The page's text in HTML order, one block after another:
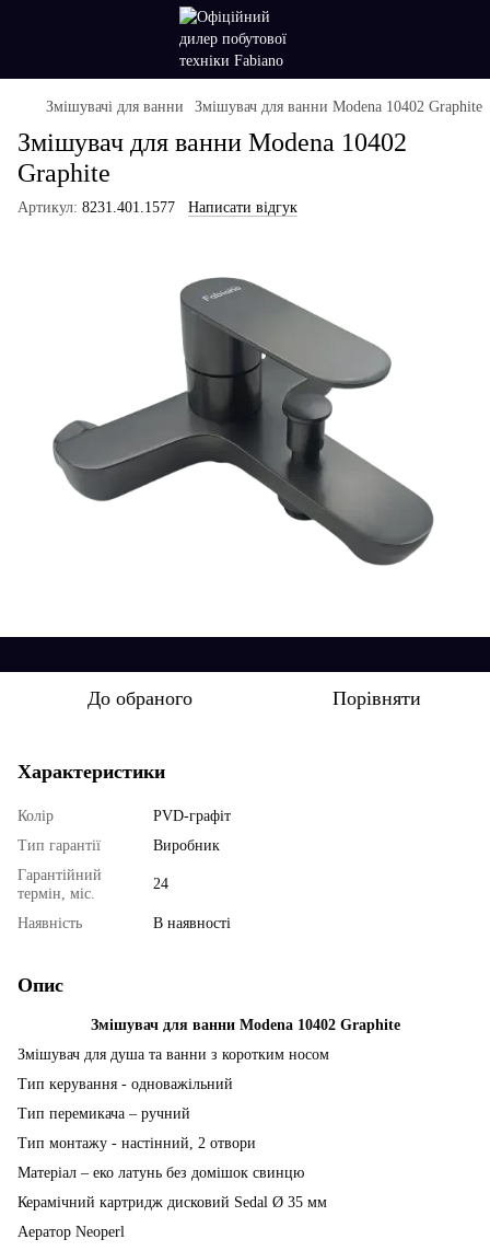
Змішувачі для ванни Змішувач для ванни Modena 10402 Graphite
Змішувач для ванни Modena 10402
Graphite
Артикул: 8231.401.1577 Написати відгук
До обраного Порівняти
Характеристики
Колір
PVD-графіт
Тип гарантії
Виробник
Гарантійний
термін, міс.
24
Наявність В наявності
Опис
Змішувач для ванни Modena 10402 Graphite
Змішувач для душа та ванни з коротким носом
Тип керування - одноважільний
Тип перемикача – ручний
Тип монтажу - настінний, 2 отвори
Матеріал – еко латунь без домішок свинцю
Керамічний картридж дисковий Sedal Ø 35 мм
Аератор Neoperl